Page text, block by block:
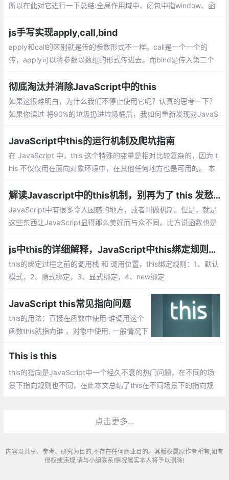
所以在此对它进行一下总结:全局作用域中、闭包中指window、函
call改变this的指向、bind改变this指向等
js手写实现apply,call,bind
apply和call的区别就是传的参数形式不一样。call是一个一个的
传，apply可以将参数以数组的形式传进去。而bind是传入第二个
彻底淘汰并消除JavaScript中的this
如果这很难明白，为什么我们不停止使用它呢？认真的思考一下？
如果你读过 将90%的垃圾扔进垃圾桶后，我如何重新发现对JavaS
JavaScript中this的运行机制及爬坑指南
在 JavaScript 中，this 这个特殊的变量是相对比较复杂的，因为 t
his 不仅仅用在面向对象环境中，在其他任何地方也是可用的。 本
方，最后奉上最佳实践。
解读Javascript中的this机制，别再为了 this 发愁了
JavaScript中有很多令人困惑的地方，或者叫做机制。但是，就是
这些东西让JavaScript显得那么美好而与众不同。比方说函数也是
机制。
js中this的详细解释，JavaScript中this绑定规则【你不知道的JavaScript】
this的绑定过程之前的调用栈 和 调用位置，this绑定规则：1、默认
模式，2、隐式绑定，3、显式绑定，4、new绑定
JavaScript this常见指向问题
this的用法：直接在函数中使用 谁调用这个
函数this就指向谁 ，对象中使用, 一般情况下
This is this
this的指向是JavaScript中一个经久不衰的热门问题，在不同的场
景下指向规则也不同，在此本文总结了this在不同场景下的指向规
点击更多...
内容以共享、参考、研究为目的,不存在任何商业目的。其版权属原作者所有,如有
侵权或违规,请与小编联系!情况属实本人将予以删除!